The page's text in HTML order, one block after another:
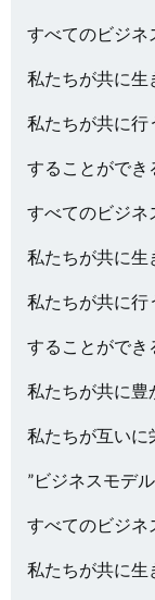
すべてのビジネ
私たちが共に生
私たちが共に行
することができ
すべてのビジネ
私たちが共に生
私たちが共に行
することができ
私たちが共に豊
私たちが互いに
”ビジネスモデル
すべてのビジネ
私たちが共に生